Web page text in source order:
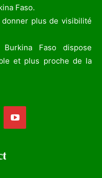
Faso.
plus de visibilité
Faso dispose
et plus proche de la